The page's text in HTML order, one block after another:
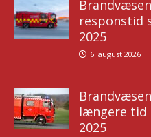
responstid
2025
6. august 2026
længere tid
2025